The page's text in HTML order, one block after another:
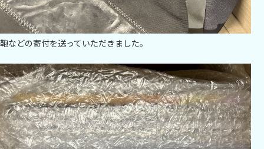
鞄などの寄付を送っていただきました。